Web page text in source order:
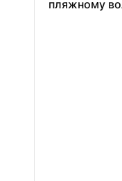
пляжному